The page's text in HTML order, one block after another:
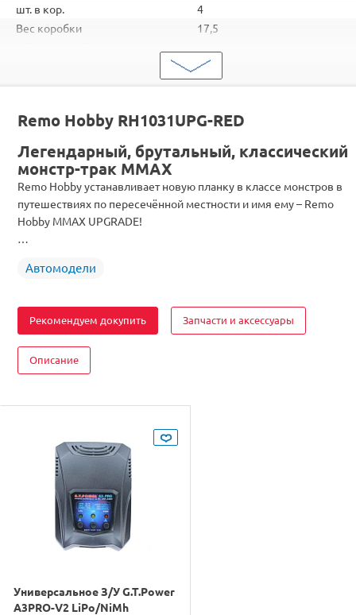
шт. в кор.
4
Вес коробки
17,5
2000000060255
Масштаб
1/10
Коллекторные
Влагозащита
Есть
Аккумулятор
Цвет
Remo Hobby RH1031UPG-RED
Легендарный, брутальный, классический
монстр-трак MMAX
Remo Hobby устанавливает новую планку в классе монстров в
путешествиях по пересечённой местности и имя ему – Remo
Hobby MMAX UPGRADE!
Автомодели
Рекомендуем докупить Запчасти и аксессуары
Описание
Универсальное З/У G.T.Power
A3PRO-V2 LiPo/NiMh